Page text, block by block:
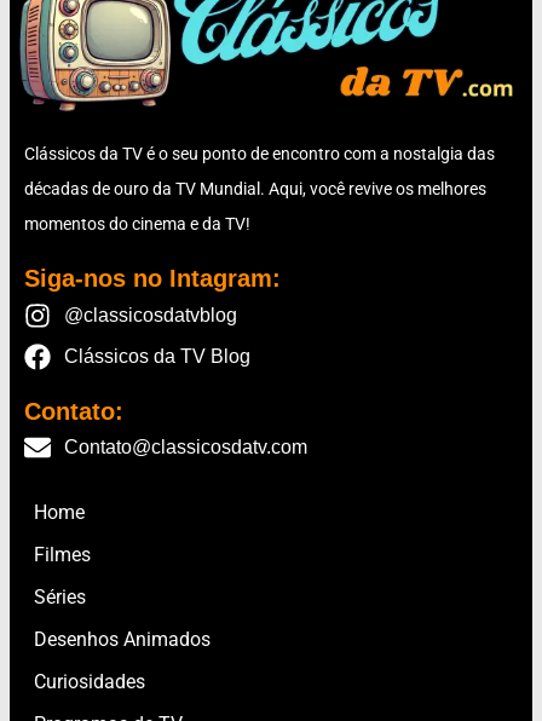
Clássicos da TV é o seu ponto de encontro com a nostalgia das
décadas de ouro da TV Mundial. Aqui, você revive os melhores
momentos do cinema e da TV!
Siga-nos no Intagram:
@classicosdatvblog
Clássicos da TV Blog
Contato:
Contato@classicosdatv.com
Home
Filmes
Séries
Desenhos Animados
Curiosidades